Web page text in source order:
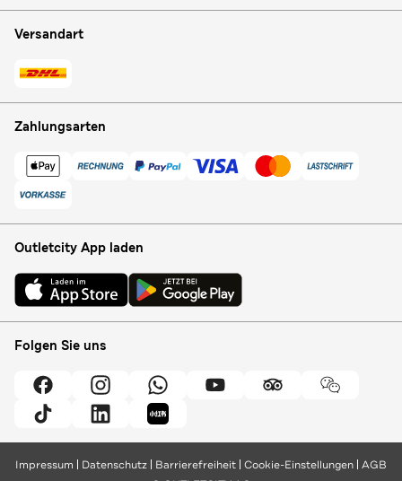
Versandart
Zahlungsarten
Outletcity App laden
Folgen Sie uns
Impressum Datenschutz Barrierefreiheit Cookie-Einstellungen AGB